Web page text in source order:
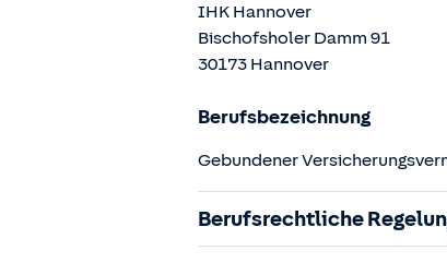
IHK Hannover
Bischofsholer Damm 91
30173 Hannover
Berufsbezeichnung
Gebundener
Berufsrechtliche